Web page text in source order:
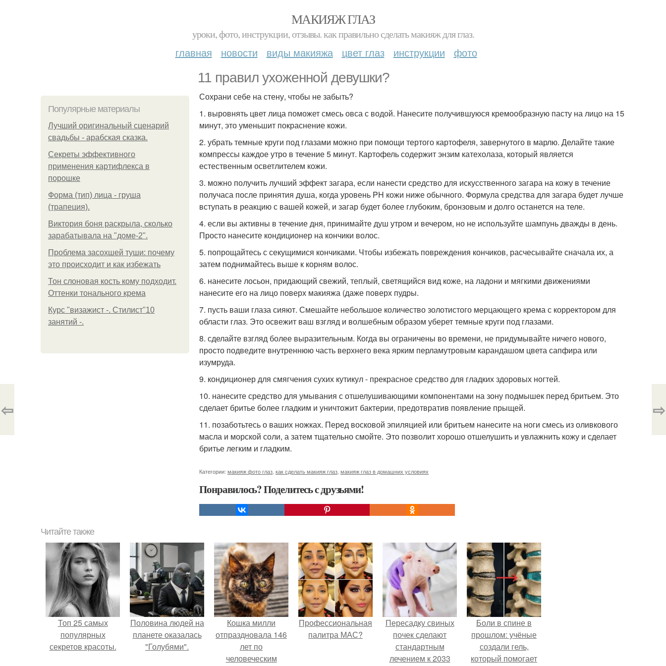
МАКИЯЖ ГЛАЗ
уроки, фото, инструкции, отзывы. как правильно сделать макияж для глаз.
главная новости виды макияжа цвет глаз инструкции фото
11 правил ухоженной девушки?
Популярные материалы
Лучший оригинальный сценарий
свадьбы - арабская сказка.
Секреты эффективного
применения картифлекса в
порошке
Форма (тип) лица - груша
(трапеция).
Виктория боня раскрыла, сколько
зарабатывала на "доме-2".
Проблема засохшей туши: почему
это происходит и как избежать
Тон слоновая кость кому подходит.
Оттенки тонального крема
Курс "визажист -. Стилист"10
занятий -.
Сохрани себе на стену, чтобы не забыть?
1. выровнять цвет лица поможет смесь овса с водой. Нанесите получившуюся кремообразную пасту на лицо на 15
минут, это уменьшит покраснение кожи.
2. убрать темные круги под глазами можно при помощи тертого картофеля, завернутого в марлю. Делайте такие
компрессы каждое утро в течение 5 минут. Картофель содержит энзим катехолаза, который является
естественным осветлителем кожи.
3. можно получить лучший эффект загара, если нанести средство для искусственного загара на кожу в течение
получаса после принятия душа, когда уровень PH кожи ниже обычного. Формула средства для загара будет лучше
вступать в реакцию с вашей кожей, и загар будет более глубоким, бронзовым и долго останется на теле.
4. если вы активны в течение дня, принимайте душ утром и вечером, но не используйте шампунь дважды в день.
Просто нанесите кондиционер на кончики волос.
5. попрощайтесь с секущимися кончиками. Чтобы избежать повреждения кончиков, расчесывайте сначала их, а
затем поднимайтесь выше к корням волос.
6. нанесите лосьон, придающий свежий, теплый, светящийся вид коже, на ладони и мягкими движениями
нанесите его на лицо поверх макияжа (даже поверх пудры.
7. пусть ваши глаза сияют. Смешайте небольшое количество золотистого мерцающего крема с корректором для
области глаз. Это освежит ваш взгляд и волшебным образом уберет темные круги под глазами.
8. сделайте взгляд более выразительным. Когда вы ограничены во времени, не придумывайте ничего нового,
просто подведите внутреннюю часть верхнего века ярким перламутровым карандашом цвета сапфира или
изумруда.
9. кондиционер для смягчения сухих кутикул - прекрасное средство для гладких здоровых ногтей.
10. нанесите средство для умывания с отшелушивающими компонентами на зону подмышек перед бритьем. Это
сделает бритье более гладким и уничтожит бактерии, предотвратив появление прыщей.
11. позаботьтесь о ваших ножках. Перед восковой эпиляцией или бритьем нанесите на ноги смесь из оливкового
масла и морской соли, а затем тщательно смойте. Это позволит хорошо отшелушить и увлажнить кожу и сделает
бритье легким и гладким.
Категории: макияж фото глаз как сделать макияж глаз макияж глаз в домашних условиях
Понравилось? Поделитесь с друзьями!
⇦ ⇨
Читайте также
Топ 25 самых
популярных
секретов красоты.
Половина людей на
планете оказалась
"Голубями".
Кошка милли
отпраздновала 146
лет по
человеческим
Профессиональная
палитра МАС?
Пересадку свиных
почек сделают
стандартным
лечением к 2033
Боли в спине в
прошлом: учёные
создали гель,
который помогает